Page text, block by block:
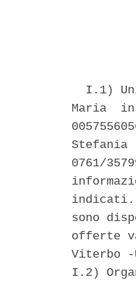
I.1)
Maria
Stefania
0761/
indicati.
sono
offerte
Viterbo -
I.2)